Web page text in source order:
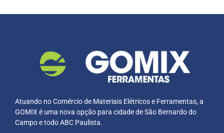
Atuando no Comércio de Materiais Elétricos e Ferramentas, a
GOMIX é uma nova opção para cidade de São Bernardo do
Campo e todo ABC Paulista.